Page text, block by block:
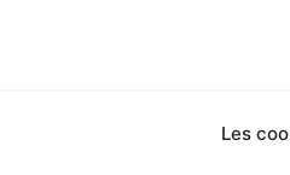
Les